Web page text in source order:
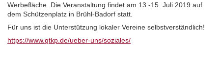
Werbefläche. Die Veranstaltung findet am 13.-15. Juli 2019 auf
dem Schützenplatz in Brühl-Badorf statt.
Für uns ist die Unterstützung lokaler Vereine selbstverständlich!
https://www.gtkp.de/ueber-uns/soziales/